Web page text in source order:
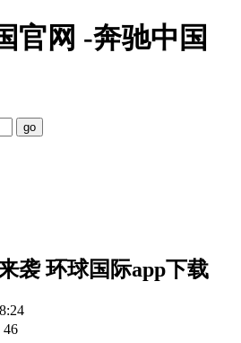
官网 -奔驰中国
袭 环球国际app下载
46